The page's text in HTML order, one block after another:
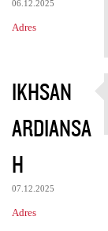
06.12.2025
Adres
IKHSAN
ARDIANSA
H
07.12.2025
Adres